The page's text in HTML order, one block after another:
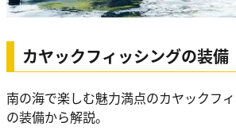
カヤックフィッシングの装備
南の海で楽しむ魅力満点のカヤックフ
の装備から解説。